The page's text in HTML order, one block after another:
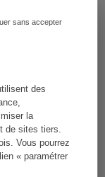
des
la
de sites tiers.
Vous pourrez
« paramétrer
sans accepter
(vidéo)